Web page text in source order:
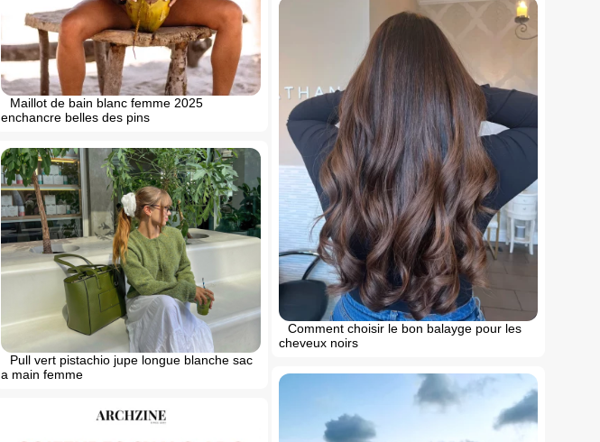
Maillot de bain blanc femme 2025
enchancre belles des pins
Comment choisir le bon balayge pour les
cheveux noirs
Pull vert pistachio jupe longue blanche sac
a main femme